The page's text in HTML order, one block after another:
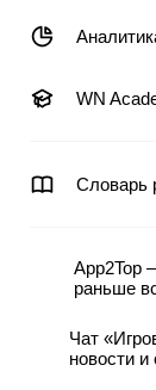
WN
Словарь
App2Top
раньше
Чат
новости